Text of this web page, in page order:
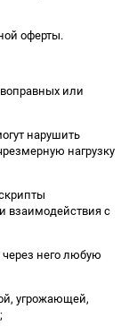
оферты.
или
нарушить
нагрузку
взаимодействия с
него любую
угрожающей,